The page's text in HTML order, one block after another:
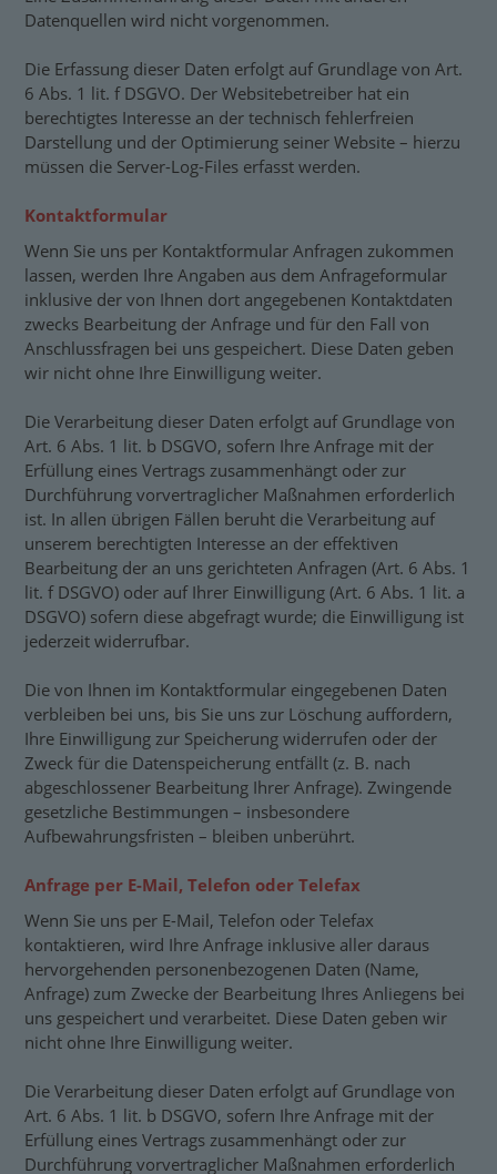
Datenquellen wird nicht vorgenommen.
Die Erfassung dieser Daten erfolgt auf Grundlage von Art.
6 Abs. 1 lit. f DSGVO. Der Websitebetreiber hat ein
berechtigtes Interesse an der technisch fehlerfreien
Darstellung und der Optimierung seiner Website – hierzu
müssen die Server-Log-Files erfasst werden.
Kontaktformular
Wenn Sie uns per Kontaktformular Anfragen zukommen
lassen, werden Ihre Angaben aus dem Anfrageformular
inklusive der von Ihnen dort angegebenen Kontaktdaten
zwecks Bearbeitung der Anfrage und für den Fall von
Anschlussfragen bei uns gespeichert. Diese Daten geben
wir nicht ohne Ihre Einwilligung weiter.
Die Verarbeitung dieser Daten erfolgt auf Grundlage von
Art. 6 Abs. 1 lit. b DSGVO, sofern Ihre Anfrage mit der
Erfüllung eines Vertrags zusammenhängt oder zur
Durchführung vorvertraglicher Maßnahmen erforderlich
ist. In allen übrigen Fällen beruht die Verarbeitung auf
unserem berechtigten Interesse an der effektiven
Bearbeitung der an uns gerichteten Anfragen (Art. 6 Abs. 1
lit. f DSGVO) oder auf Ihrer Einwilligung (Art. 6 Abs. 1 lit. a
DSGVO) sofern diese abgefragt wurde; die Einwilligung ist
jederzeit widerrufbar.
Die von Ihnen im Kontaktformular eingegebenen Daten
verbleiben bei uns, bis Sie uns zur Löschung auffordern,
Ihre Einwilligung zur Speicherung widerrufen oder der
Zweck für die Datenspeicherung entfällt (z. B. nach
abgeschlossener Bearbeitung Ihrer Anfrage). Zwingende
gesetzliche Bestimmungen – insbesondere
Aufbewahrungsfristen – bleiben unberührt.
Anfrage per E-Mail, Telefon oder Telefax
Wenn Sie uns per E-Mail, Telefon oder Telefax
kontaktieren, wird Ihre Anfrage inklusive aller daraus
hervorgehenden personenbezogenen Daten (Name,
Anfrage) zum Zwecke der Bearbeitung Ihres Anliegens bei
uns gespeichert und verarbeitet. Diese Daten geben wir
nicht ohne Ihre Einwilligung weiter.
Die Verarbeitung dieser Daten erfolgt auf Grundlage von
Art. 6 Abs. 1 lit. b DSGVO, sofern Ihre Anfrage mit der
Erfüllung eines Vertrags zusammenhängt oder zur
Durchführung vorvertraglicher Maßnahmen erforderlich